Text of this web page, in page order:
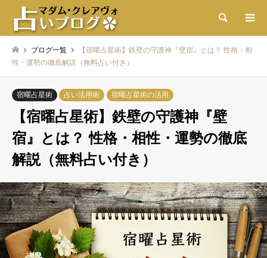
検索
ブログ一覧
【宿曜占星術】鉄壁の守護神『壁宿』とは？ 性格・相
性・運勢の徹底解説（無料占い付き）
宿曜占星術 占い活用術 宿曜占星術の活用
【宿曜占星術】鉄壁の守護神『壁
宿』とは？ 性格・相性・運勢の徹底
解説（無料占い付き）